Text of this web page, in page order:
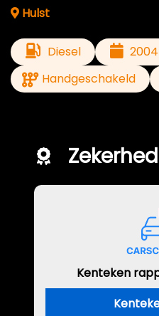
Hulst
Diesel
2004
Handgeschakeld
Kenteken